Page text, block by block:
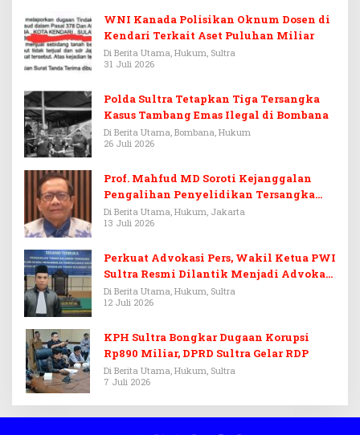
WNI Kanada Polisikan Oknum Dosen di
Kendari Terkait Aset Puluhan Miliar
Di Berita Utama, Hukum, Sultra
31 Juli 2026
Polda Sultra Tetapkan Tiga Tersangka
Kasus Tambang Emas Ilegal di Bombana
Di Berita Utama, Bombana, Hukum
26 Juli 2026
Prof. Mahfud MD Soroti Kejanggalan
Pengalihan Penyelidikan Tersangka
Febrie Adriansyah
Di Berita Utama, Hukum, Jakarta
13 Juli 2026
Perkuat Advokasi Pers, Wakil Ketua PWI
Sultra Resmi Dilantik Menjadi Advokat
PERADI
Di Berita Utama, Hukum, Sultra
12 Juli 2026
KPH Sultra Bongkar Dugaan Korupsi
Rp890 Miliar, DPRD Sultra Gelar RDP
Di Berita Utama, Hukum, Sultra
7 Juli 2026